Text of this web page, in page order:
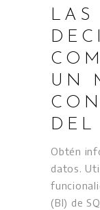
LAS
UN
DEL
Obtén
datos.
(BI) de